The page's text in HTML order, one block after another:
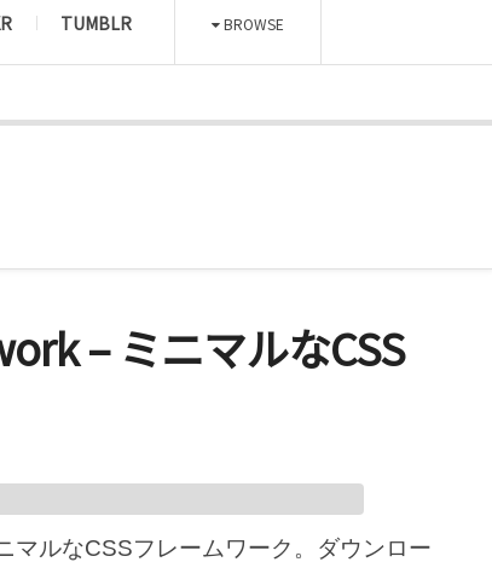
TUMBLR BROWSE
– ミニマルなCSS
マルなCSSフレームワーク。ダウンロー